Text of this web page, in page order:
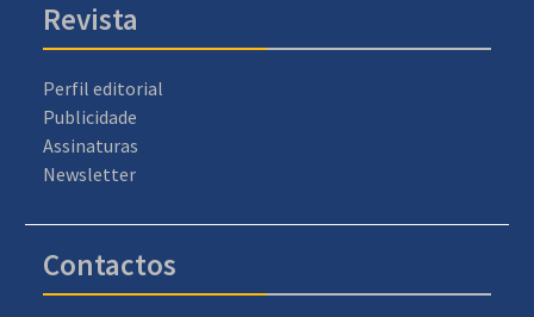
Revista
Perfil editorial
Publicidade
Assinaturas
Newsletter
Contactos